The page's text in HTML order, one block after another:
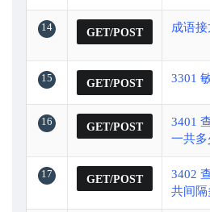
14 GET/POST 成语接
15 GET/POST 3301
16 GET/POST
3401
一共多
17 GET/POST
3402
共间隔